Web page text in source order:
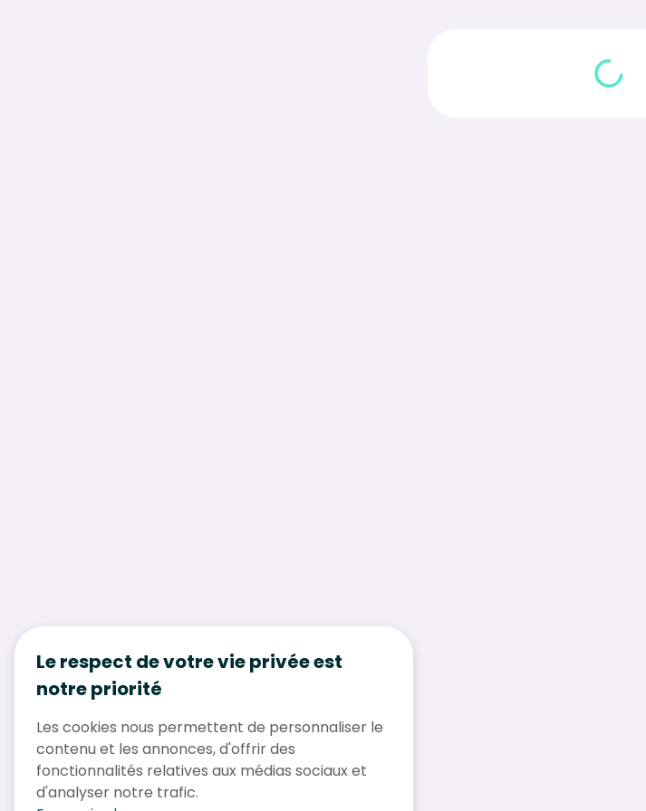
Le respect de votre vie privée est
notre priorité
Les cookies nous permettent de personnaliser le
contenu et les annonces, d'offrir des
fonctionnalités relatives aux médias sociaux et
d'analyser notre trafic.